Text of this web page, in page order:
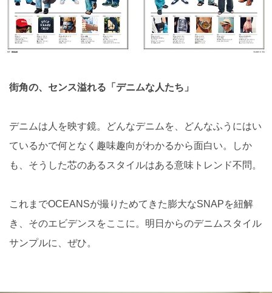
街角の、センス溢れる「デニムな人たち」
デニムは人を映す鏡。どんなデニムを、どんなふうにはい
ているかで何となく趣味趣向がわかるから面白い。しか
も、そうした芯のあるスタイルはある意味トレンド不問。
これまでOCEANSが撮りためてきた膨大なSNAPを紐解
き、そのエビデンスをここに。明日からのデニムスタイル
サンプルに、ぜひ。